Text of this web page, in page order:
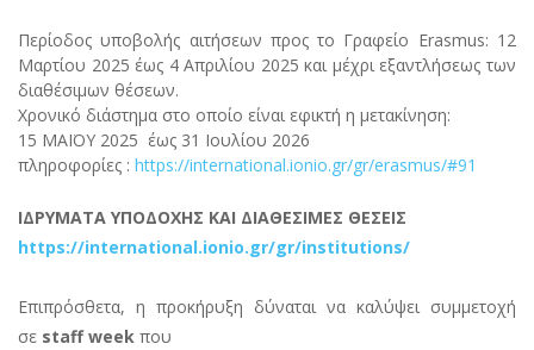
Περίοδος υποβολής αιτήσεων προς το Γραφείο Erasmus: 12
Μαρτίου 2025 έως 4 Απριλίου 2025 και μέχρι εξαντλήσεως των
διαθέσιμων θέσεων.
Χρονικό διάστημα στο οποίο είναι εφικτή η μετακίνηση:
15 ΜΑΪΟΥ 2025 έως 31 Ιουλίου 2026
πληροφορίες : https://international.ionio.gr/gr/erasmus/#91
ΙΔΡΥΜΑΤΑ ΥΠΟΔΟΧΗΣ ΚΑΙ ΔΙΑΘΕΣΙΜΕΣ ΘΕΣΕΙΣ
https://international.ionio.gr/gr/institutions/
Επιπρόσθετα, η προκήρυξη δύναται να καλύψει συμμετοχή
σε staff week που